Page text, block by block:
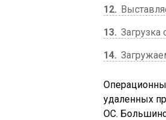
12
13 Загрузка
14
удаленных
ОС.